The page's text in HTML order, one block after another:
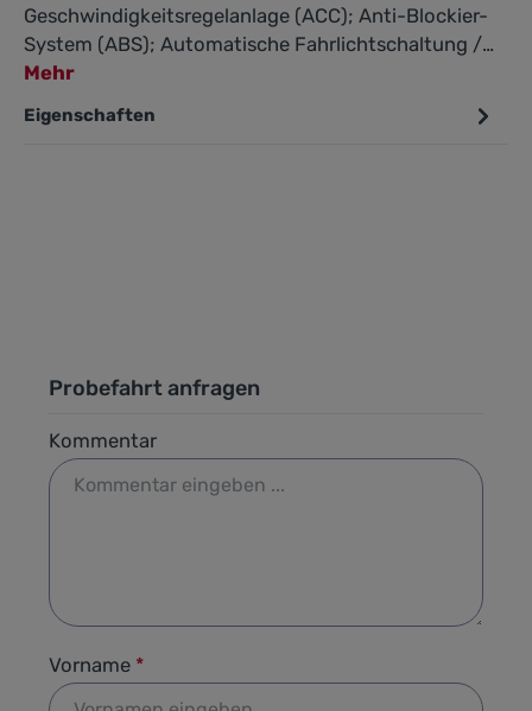
Geschwindigkeitsregelanlage (ACC); Anti-Blockier-
System (ABS); Automatische Fahrlichtschaltung /…
Mehr
Eigenschaften
Probefahrt anfragen
Kommentar
Vorname *